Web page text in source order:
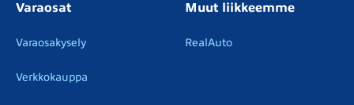
Varaosat
Varaosakysely
Verkkokauppa
Muut liikkeemme
RealAuto